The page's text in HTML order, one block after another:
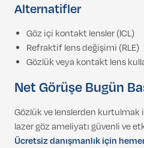
Alternatifler
Göz içi kontakt lensler (ICL)
Refraktif lens değişimi (RLE)
Gözlük veya kontakt lens
Net Görüşe Bugün
Gözlük ve lenslerden kurtulmak
lazer göz ameliyatı güvenli ve
Ücretsiz danışmanlık için